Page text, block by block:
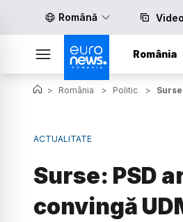
Română Video
România
> România > Politic >
ACTUALITATE
Surse: PSD
convingă